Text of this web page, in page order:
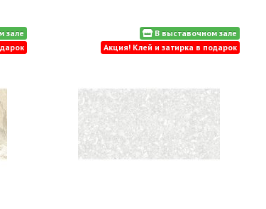
зале
В выставочном зале
Акция! Клей и затирка в подарок